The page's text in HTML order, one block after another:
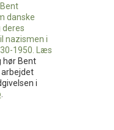
danske
deres
nazismen i
1950. Læs
hør Bent
i
.